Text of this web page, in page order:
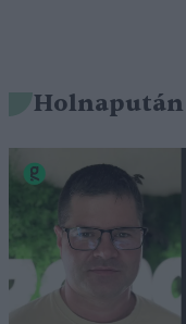
Holnapután